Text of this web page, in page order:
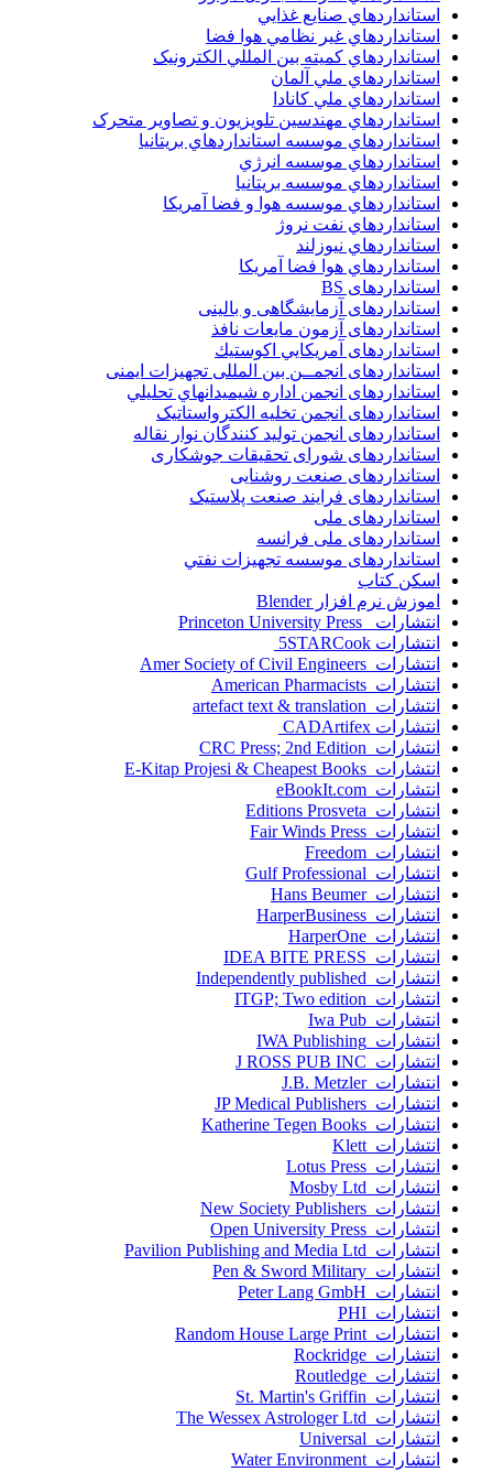
استانداردهاي صنايع غذايي
استانداردهاي غير نظامي هوا فضا
استانداردهاي کميته بين المللي الکترونيک
استانداردهاي ملي آلمان
استانداردهاي ملي کانادا
استانداردهاي مهندسين تلويزيون و تصاوير متحرک
استانداردهاي موسسه استانداردهاي بريتانيا
استانداردهاي موسسه انرژي
استانداردهاي موسسه بريتانيا
استانداردهاي موسسه هوا و فضا آمريکا
استانداردهاي نفت نروژ
استانداردهاي نيوزلند
استانداردهاي هوا فضا آمريکا
استانداردهای BS
استانداردهای آزمایشگاهی و بالینی
استانداردهای آزمون مایعات نافذ
استانداردهای آمريكايي اكوستيك
استانداردهای انجمــن بين المللى تجهيزات ايمنى
استانداردهای انجمن اداره شيميدانهاي تحليلي
استانداردهای انجمن تخليه الکترواستاتيک
استانداردهای انجمن توليد کنندگان نوار نقاله
استانداردهای شورای تحقیقات جوشکاری
استانداردهای صنعت روشنایی
استانداردهای فرايند صنعت پلاستيک
استانداردهای ملی
استانداردهای ملی فرانسه
استانداردهای موسسه تجهيزات نفتي
اسکن کتاب
اموزش نرم افزار Blender
انتشارات Princeton University Press
انتشارات ‎ 5STARCook
انتشارات Amer Society of Civil Engineers
انتشارات American Pharmacists
انتشارات artefact text & translation
انتشارات ‎ CADArtifex
انتشارات CRC Press; 2nd Edition
انتشارات E-Kitap Projesi & Cheapest Books
انتشارات eBookIt.com
انتشارات Editions Prosveta
انتشارات Fair Winds Press
انتشارات Freedom
انتشارات Gulf Professional
انتشارات Hans Beumer
انتشارات HarperBusiness
انتشارات HarperOne
انتشارات IDEA BITE PRESS
انتشارات Independently published
انتشارات ITGP; Two edition
انتشارات Iwa Pub
انتشارات IWA Publishing
انتشارات J ROSS PUB INC
انتشارات J.B. Metzler
انتشارات JP Medical Publishers
انتشارات Katherine Tegen Books
انتشارات Klett
انتشارات Lotus Press
انتشارات Mosby Ltd
انتشارات New Society Publishers
انتشارات Open University Press
انتشارات Pavilion Publishing and Media Ltd
انتشارات Pen & Sword Military
انتشارات Peter Lang GmbH
انتشارات PHI
انتشارات Random House Large Print
انتشارات Rockridge
انتشارات Routledge
انتشارات St. Martin's Griffin
انتشارات The Wessex Astrologer Ltd
انتشارات Universal
انتشارات Water Environment